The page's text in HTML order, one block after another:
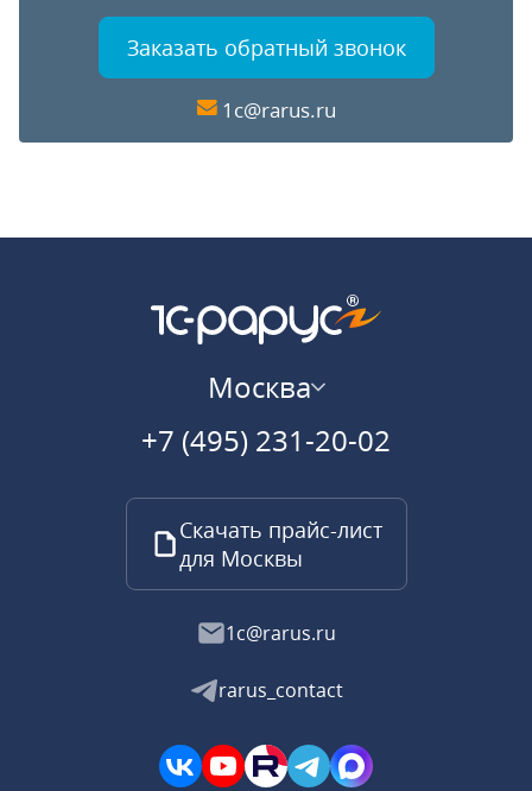
Заказать обратный звонок
1c@rarus.ru
Москва
+7 (495) 231-20-02
Скачать прайс-лист
для Москвы
1c@rarus.ru
rarus_contact